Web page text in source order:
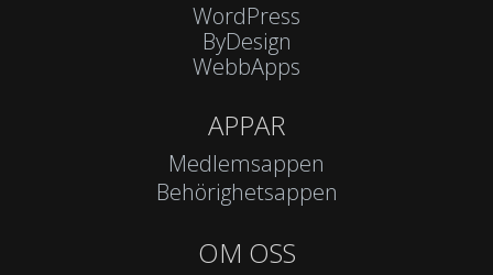
WordPress
ByDesign
WebbApps
APPAR
Medlemsappen
Behörighetsappen
OM OSS